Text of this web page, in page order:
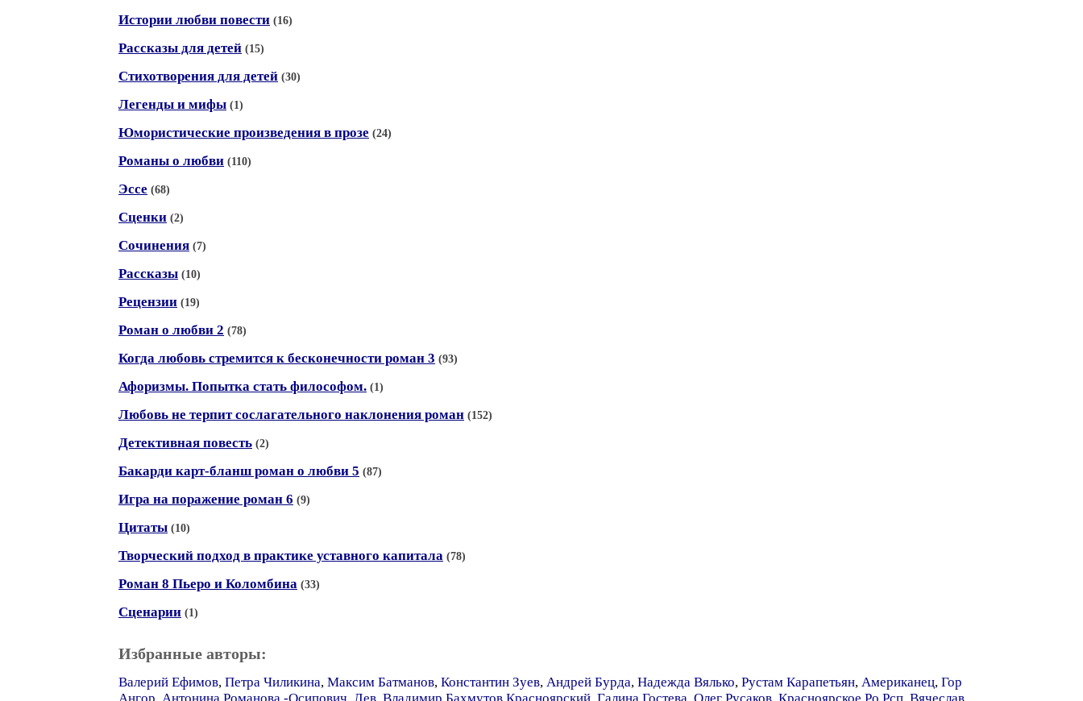
Истории любви повести (16)
Рассказы для детей (15)
Стихотворения для детей (30)
Легенды и мифы (1)
Юмористические произведения в прозе (24)
Романы о любви (110)
Эссе (68)
Сценки (2)
Сочинения (7)
Рассказы (10)
Рецензии (19)
Роман о любви 2 (78)
Когда любовь стремится к бесконечности роман 3 (93)
Афоризмы. Попытка стать философом. (1)
Любовь не терпит сослагательного наклонения роман (152)
Детективная повесть (2)
Бакарди карт-бланш роман о любви 5 (87)
Игра на поражение роман 6 (9)
Цитаты (10)
Творческий подход в практике уставного капитала (78)
Роман 8 Пьеро и Коломбина (33)
Сценарии (1)
Избранные авторы:
Валерий Ефимов, Петра Чиликина, Максим Батманов, Константин Зуев, Андрей Бурда, Надежда Вялько, Рустам Карапетьян, Американец, Гор